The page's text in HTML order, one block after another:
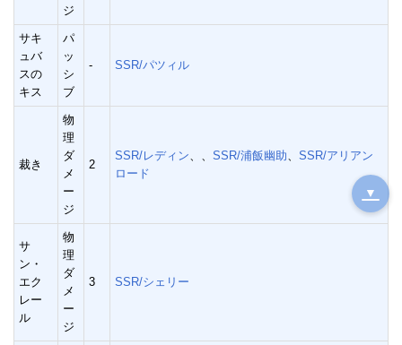
ジ
サキ
ュバ
スの
キス
パ
ッ
シ
ブ
- SSR/パツィル
裁き
物
理
ダ
メ
ー
ジ
2
SSR/レディン SSR/浦飯幽助
SSR/アリアン
ロード
サ
ン・
エク
レー
ル
物
理
ダ
メ
ー
ジ
3 SSR/シェリー
▼